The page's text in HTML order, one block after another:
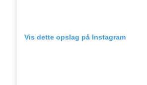
Vis dette opslag på Instagram